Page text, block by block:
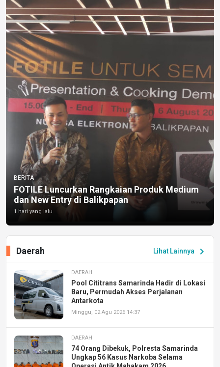
BERITA
FOTILE Luncurkan Rangkaian Produk Medium
dan New Entry di Balikpapan
1 hari yang lalu
Lihat Lainnya chevron_right
Daerah
DAERAH
Pool Cititrans Samarinda Hadir di Lokasi
Baru, Permudah Akses Perjalanan
Antarkota
Minggu, 02 Agu 2026 14:37
DAERAH
74 Orang Dibekuk, Polresta Samarinda
Ungkap 56 Kasus Narkoba Selama